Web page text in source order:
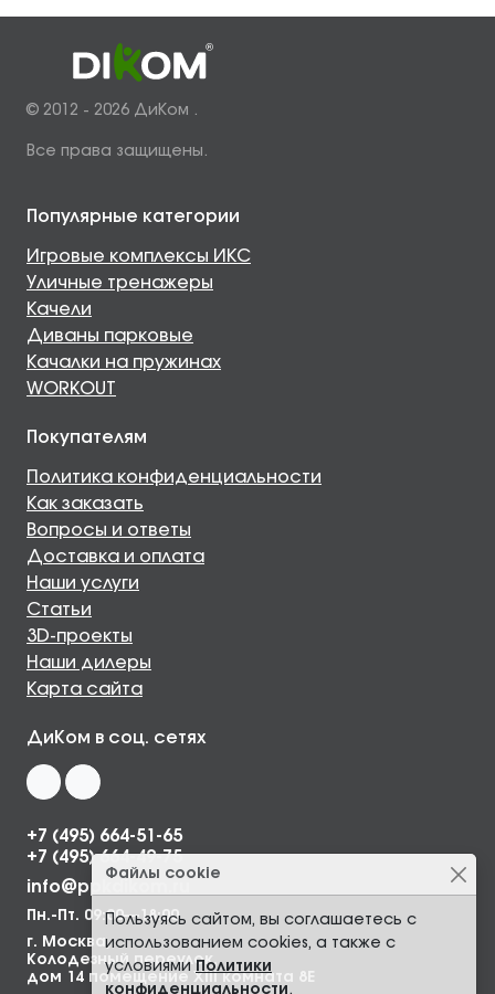
© 2012 - 2026 ДиКом .
Все права защищены.
Файлы cookie
Пользуясь сайтом, вы соглашаетесь с
использованием cookies, а также с
условиями Политики
конфиденциальности.
Популярные категории
Игровые комплексы ИКС
Уличные тренажеры
Качели
Диваны парковые
Качалки на пружинах
WORKOUT
Покупателям
Политика конфиденциальности
Как заказать
Вопросы и ответы
Доставка и оплата
Наши услуги
Статьи
3D-проекты
Наши дилеры
Карта сайта
ДиКом в соц. сетях
+7 (495) 664-51-65
+7 (495) 664-49-75
info@ppkdikom.ru
Пн.-Пт. 09:00—18:00
г. Москва,
Колодезный переулок,
дом 14 помещение XIII комната 8Е